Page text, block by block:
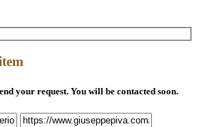
your request. You will be contacted soon.